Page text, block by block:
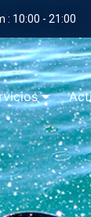
: 10:00 - 21:00